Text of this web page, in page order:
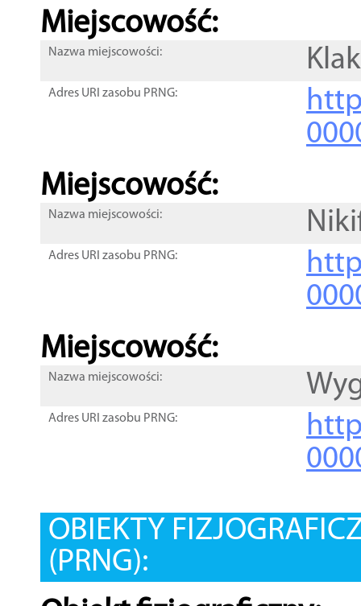
Miejscowość:
Nazwa miejscowości:
Adres URI zasobu PRNG:
Miejscowość:
Nazwa miejscowości:
Adres URI zasobu PRNG:
Miejscowość:
Nazwa miejscowości:
Adres URI zasobu PRNG:
OBIEKTY
(PRNG):